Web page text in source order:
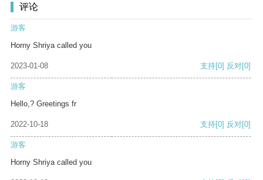
评论
游客
Horny Shriya called you
2023-01-08 支持[0] 反对[0]
游客
Hello,? Greetings fr
2022-10-18 支持[0] 反对[0]
游客
Horny Shriya called you